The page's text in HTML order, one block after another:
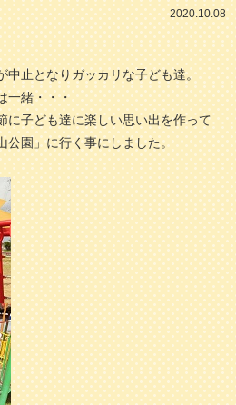
2020.10.08
中止となりガッカリな子ども達。
一緒・・・
に子ども達に楽しい思い出を作って
公園」に行く事にしました。